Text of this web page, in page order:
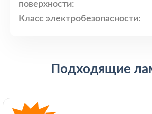
поверхности:
Класс электробезопасности:
Подходящие